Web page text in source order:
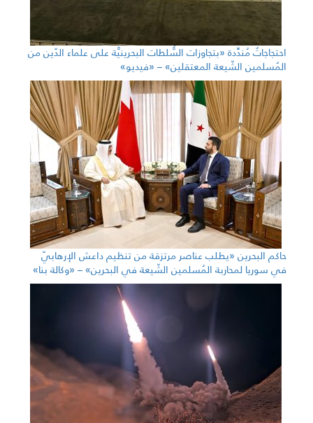
احتجاجاتٌ مُندِّدة «بتجاوزات السُّلطات البحرينيَّة على علماء الدّين من
المُسلمين الشّيعة المعتقلين» – «فيديو»
حاكم البحرين «يطلب عناصر مرتزقة من تنظيم داعش الإرهابيّ
في سوريا لمحاربة المُسلمين الشّيعة في البحرين» – «وكالة بنا»